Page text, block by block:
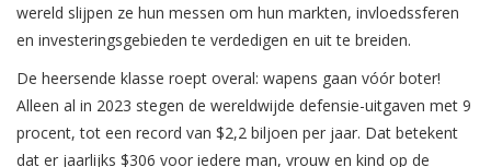
wereld slijpen ze hun messen om hun markten, invloedssferen
en investeringsgebieden te verdedigen en uit te breiden.
De heersende klasse roept overal: wapens gaan vóór boter!
Alleen al in 2023 stegen de wereldwijde defensie-uitgaven met 9
procent, tot een record van $2,2 biljoen per jaar. Dat betekent
dat er jaarlijks $306 voor iedere man, vrouw en kind op de